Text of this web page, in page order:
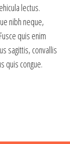
lectus.
nibh neque,
quis enim
sagittis, convallis
quis congue.